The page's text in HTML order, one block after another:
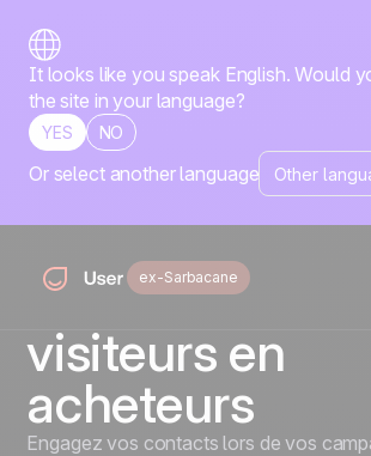
It looks like you speak English. Would
the site in your language?
YES NO
Or select another language
ex-Sarbacane
Grattez pour
le pop-up
qui transforme
visiteurs en
acheteurs
Engagez vos contacts lors de vos